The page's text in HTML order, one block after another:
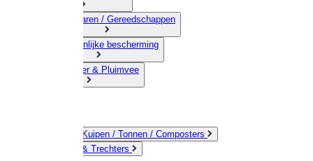
10) IJzerwaren / Gereedschappen
11) Persoonlijke bescherming
12) Kleindier & Pluimvee
Emmers / Kuipen / Tonnen / Composters
Jerrycans & Trechters